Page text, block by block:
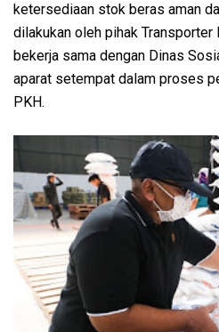
ketersediaan stok beras aman
dilakukan oleh pihak Transporter
bekerja sama dengan Dinas
aparat setempat dalam proses
PKH.